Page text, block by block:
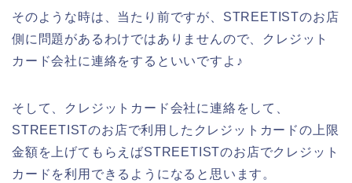
そのような時は、当たり前ですが、STREETISTのお店
側に問題があるわけではありませんので、クレジット
カード会社に連絡をするといいですよ♪
そして、クレジットカード会社に連絡をして、
STREETISTのお店で利用したクレジットカードの上限
金額を上げてもらえばSTREETISTのお店でクレジット
カードを利用できるようになると思います。